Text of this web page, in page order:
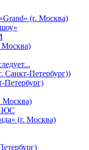
(г. Москва)
Москва)
Санкт-Петербург))
Москва)
(г. Москва)